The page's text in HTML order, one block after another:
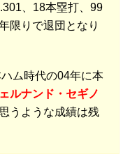
、18本塁打、99
限りで退団となり
ム時代の04年に本
ルナンド・セギノ
うような成績は残